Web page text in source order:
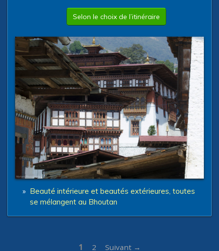
Selon le choix de l’itinéraire
» Beauté intérieure et beautés extérieures, toutes
se mélangent au Bhoutan
1 2 Suivant →